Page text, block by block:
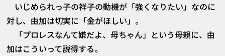
いじめられっ子の祥子の動機が「強くなりたい」なのに
対し、由加は切実に「金がほしい」。
「プロレスなんて嫌だよ、母ちゃん」という母親に、由
加はこういって説得する。